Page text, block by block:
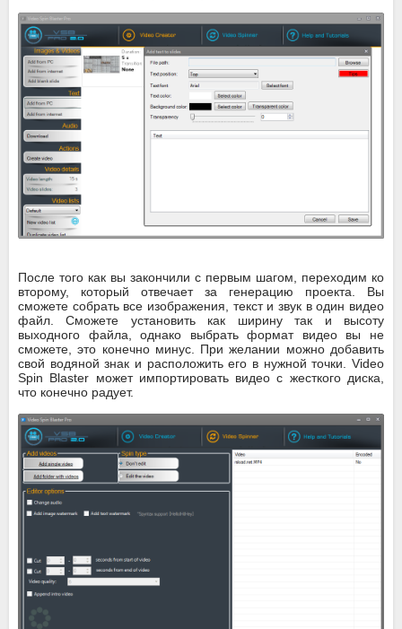
После того как вы закончили с первым шагом, переходим ко
второму, который отвечает за генерацию проекта. Вы
сможете собрать все изображения, текст и звук в один видео
файл. Сможете установить как ширину так и высоту
выходного файла, однако выбрать формат видео вы не
сможете, это конечно минус. При желании можно добавить
свой водяной знак и расположить его в нужной точки. Video
Spin Blaster может импортировать видео с жесткого диска,
что конечно радует.